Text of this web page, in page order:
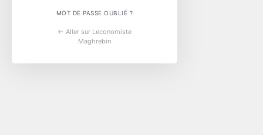
MOT DE PASSE OUBLIÉ ?
← Aller sur Leconomiste
Maghrebin